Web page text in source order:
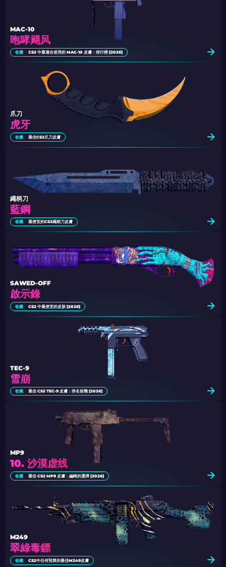
咆哮飓风
MAC-10
收藏 CS2 中最適合使用的 MAC-10 皮膚：排行榜 [2026]
虎牙
爪刀
收藏 最佳CS2爪刀皮膚
藍鋼
繩柄刀
收藏 最便宜的CS2繩柄刀皮膚
啟示錄
SAWED-OFF
收藏 CS2 中最便宜的皮肤 [2026]
雪崩
TEC-9
收藏 最佳 CS2 TEC-9 皮膚：排名前幾 [2026]
10. 沙漠虚线
MP9
收藏 最佳 CS2 MP9 皮膚：編輯的選擇 [2026]
翠綠毒鏢
M249
收藏 CS2中任何預算的最佳M249皮膚